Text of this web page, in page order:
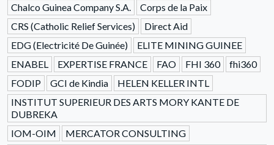
Chalco Guinea Company S.A.
Corps de la Paix
CRS (Catholic Relief Services)
Direct Aid
EDG (Electricité De Guinée)
ELITE MINING GUINEE
ENABEL
EXPERTISE FRANCE FAO FHI 360
fhi360
FODIP
GCI de Kindia
HELEN KELLER INTL
INSTITUT SUPERIEUR DES ARTS MORY KANTE DE
DUBREKA
IOM-OIM
MERCATOR CONSULTING